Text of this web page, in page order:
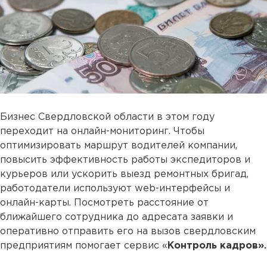
Бизнес Свердловской области в этом году
переходит на онлайн-мониторинг. Чтобы
оптимизировать маршрут водителей компании,
повысить эффективность работы экспедиторов и
курьеров или ускорить выезд ремонтных бригад,
работодатели используют web-интерфейсы и
онлайн-карты. Посмотреть расстояние от
ближайшего сотрудника до адресата заявки и
оперативно отправить его на вызов свердловским
предприятиям помогает сервис « Контроль кадров».